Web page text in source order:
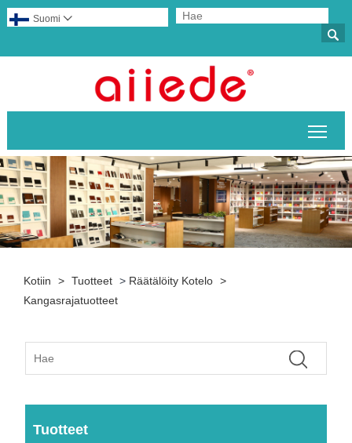

Suomi 
Kotiin > Tuotteet > Räätälöity Kotelo >
Kangasrajatuotteet
Tuotteet